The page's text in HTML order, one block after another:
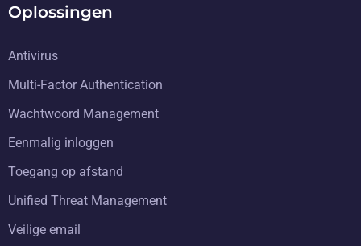
Oplossingen
Antivirus
Multi-Factor Authentication
Wachtwoord Management
Eenmalig inloggen
Toegang op afstand
Unified Threat Management
Veilige email